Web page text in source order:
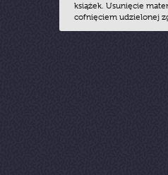
książek. Usunięcie
cofnięciem udzielonej